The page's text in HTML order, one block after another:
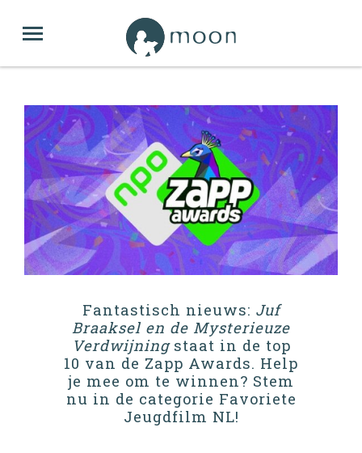
Fantastisch nieuws: Juf
Braaksel en de Mysterieuze
Verdwijningstaat in de top
10 van de Zapp Awards. Help
je mee om te winnen? Stem
nu in de categorie Favoriete
Jeugdfilm NL!